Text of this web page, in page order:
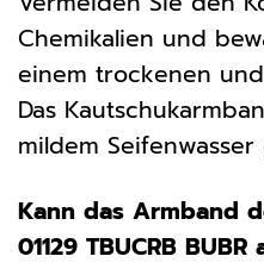
Chemikalien und
einem trockenen
Das
mildem
Kann das Armband
01129 TBUCRB